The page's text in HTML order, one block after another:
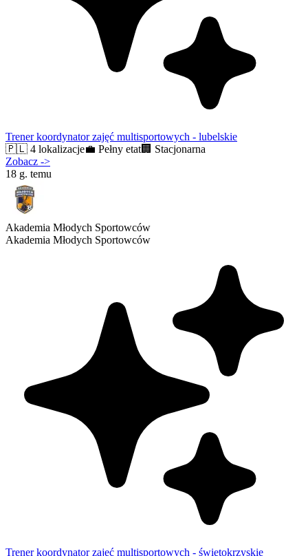
Trener koordynator zajęć multisportowych - lubelskie
🇵🇱 4 lokalizacje💼 Pełny etat🏢 Stacjonarna
Zobacz ->
18 g. temu
Akademia Młodych Sportowców
Akademia Młodych Sportowców
Trener koordynator zajęć multisportowych - świętokrzyskie